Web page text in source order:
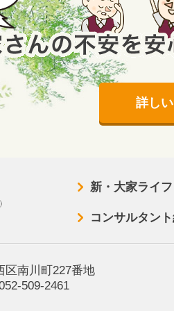
詳し
新・大家ライ
コンサルタン
南川町227番地
509-2461